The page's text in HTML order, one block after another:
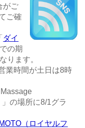
がご
ご確
ダイ
の期
ります。
業時間が土日は8時
の場所に8/1グラ
（ロイヤルフ